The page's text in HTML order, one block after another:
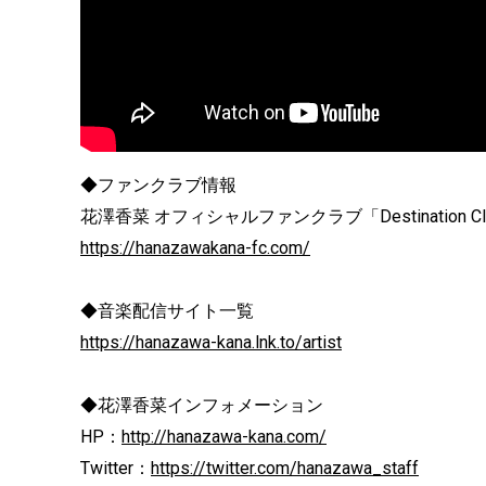
◆ファンクラブ情報
花澤香菜 オフィシャルファンクラブ「Destination
https://hanazawakana-fc.com/
◆音楽配信サイト一覧
https://hanazawa-kana.lnk.to/artist
◆花澤香菜インフォメーション
HP： http://hanazawa-kana.com/
Twitter： https://twitter.com/hanazawa_staff